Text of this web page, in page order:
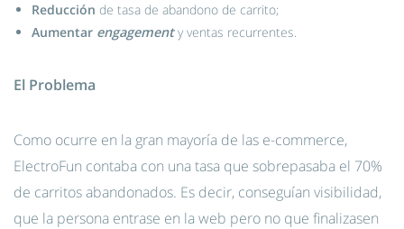
Reducción de tasa de abandono de carrito;
Aumentar engagement y ventas recurrentes.
El Problema
Como ocurre en la gran mayoría de las e-commerce,
ElectroFun contaba con una tasa que sobrepasaba el 70%
de carritos abandonados. Es decir, conseguían visibilidad,
que la persona entrase en la web pero no que finalizasen